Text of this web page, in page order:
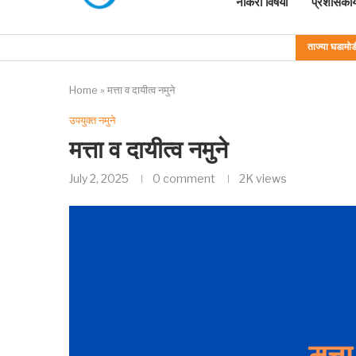
ताज्या
Home » मत्ता व दायीत्व नमुने
उपयुक्त नमुने
मत्ता व दायीत्व नमुने
July 2, 2025 0 comment 2K views